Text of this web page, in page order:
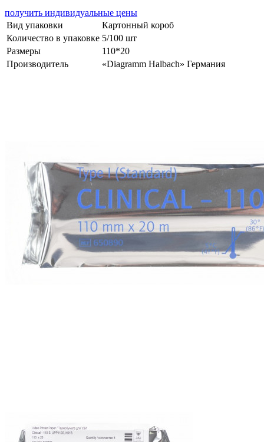
получить индивидуальные цены
Вид упаковки
Картонный короб
Количество в упаковке 5/100 шт
Размеры
110*20
Производитель
«Diagramm Halbach» Германия